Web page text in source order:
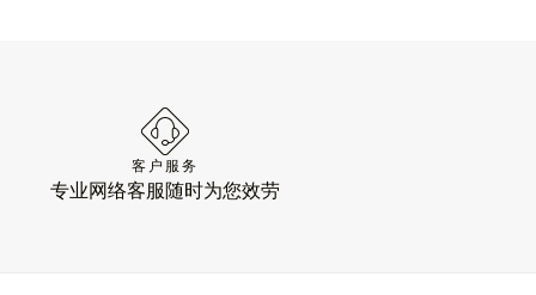
客户服务
专业网络客服随时为您效劳